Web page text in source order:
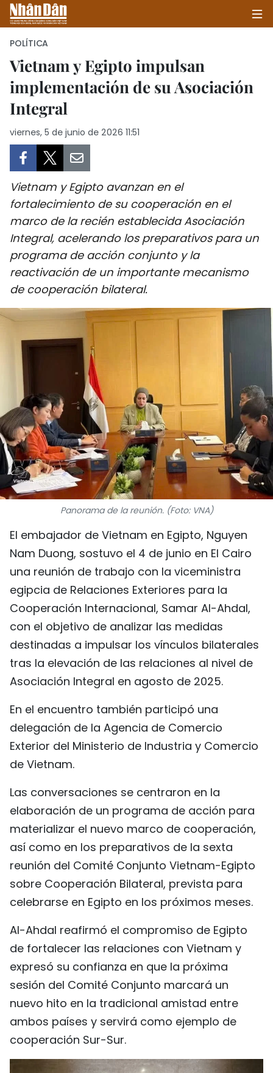
INICIO
SALUD - MEDIO AMBIENTE
CULTURA - ENTRETENIMIENTO
INTERNACIONAL
DEPORTES
VIAJES
PUENTE DE AMISTAD
HISTORIAS MULTIMEDIA
FOTOGRAFÍA
¿QUIÉNES SOMOS?
TIẾNG VIỆT
ENGLISH
中文
FRANÇAIS
РУССКИЙ
POLÍTICA
Vietnam y Egipto impulsan
implementación de su Asociación
Integral
viernes, 5 de junio de 2026 11:51
Vietnam y Egipto avanzan en el
fortalecimiento de su cooperación en el
marco de la recién establecida Asociación
Integral, acelerando los preparativos para un
programa de acción conjunto y la
reactivación de un importante mecanismo
de cooperación bilateral.
Panorama de la reunión. (Foto: VNA)
El embajador de Vietnam en Egipto, Nguyen
Nam Duong, sostuvo el 4 de junio en El Cairo
una reunión de trabajo con la viceministra
egipcia de Relaciones Exteriores para la
Cooperación Internacional, Samar Al-Ahdal,
con el objetivo de analizar las medidas
destinadas a impulsar los vínculos bilaterales
tras la elevación de las relaciones al nivel de
Asociación Integral en agosto de 2025.
En el encuentro también participó una
delegación de la Agencia de Comercio
Exterior del Ministerio de Industria y Comercio
de Vietnam.
Las conversaciones se centraron en la
elaboración de un programa de acción para
materializar el nuevo marco de cooperación,
así como en los preparativos de la sexta
reunión del Comité Conjunto Vietnam-Egipto
sobre Cooperación Bilateral, prevista para
celebrarse en Egipto en los próximos meses.
Al-Ahdal reafirmó el compromiso de Egipto
de fortalecer las relaciones con Vietnam y
expresó su confianza en que la próxima
sesión del Comité Conjunto marcará un
nuevo hito en la tradicional amistad entre
ambos países y servirá como ejemplo de
cooperación Sur-Sur.